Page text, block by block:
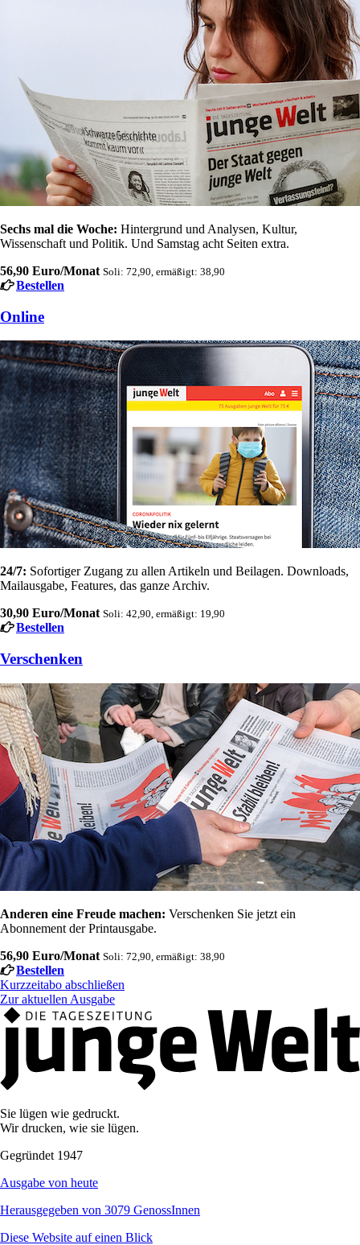
Sechs mal die Woche: Hintergrund und Analysen, Kultur,
Wissenschaft und Politik. Und Samstag acht Seiten extra.
56,90 Euro/Monat Soli: 72,90, ermäßigt: 38,90
Bestellen
Online
24/7: Sofortiger Zugang zu allen Artikeln und Beilagen. Downloads,
Mailausgabe, Features, das ganze Archiv.
30,90 Euro/Monat Soli: 42,90, ermäßigt: 19,90
Bestellen
Verschenken
Anderen eine Freude machen: Verschenken Sie jetzt ein
Abonnement der Printausgabe.
56,90 Euro/Monat Soli: 72,90, ermäßigt: 38,90
Bestellen
Kurzzeitabo abschließen
Zur aktuellen Ausgabe
Sie lügen wie gedruckt.
Wir drucken, wie sie lügen.
Gegründet 1947
Ausgabe von heute
Herausgegeben von 3079 GenossInnen
Diese Website auf einen Blick